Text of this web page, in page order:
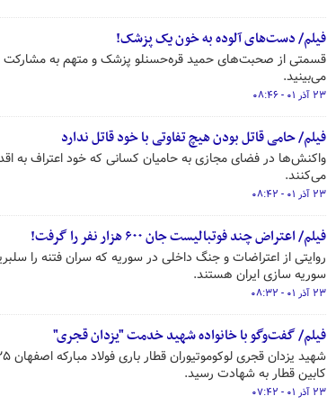
فیلم/ دست‌های آلوده به خون یک‌ پزشک!
قسمتی از صحبت‌های حمید قره‌حسنلو پزشک و متهم به مشارکت
می‌بینید.
۲۳ آذر ۰۱ - ۰۸:۴۶
فیلم/ حامی قاتل بودن هیچ تفاوتی با خود قاتل ندارد
واکنش‌ها در فضای‌ مجازی به حامیان کسانی که خود اعتراف به
می‌کنند.
۲۳ آذر ۰۱ - ۰۸:۴۲
فیلم/ اعتراض چند فوتبالیست جان ۶۰۰ هزار نفر را گرفت!
روایتی از اعتراضات و جنگ داخلی در سوریه که سران فتنه را
سوریه سازی ایران هستند.
۲۳ آذر ۰۱ - ۰۸:۳۲
فیلم/ گفت‌وگو با خانواده شهید خدمت "یزدان قجری"
کابین قطار به شهادت رسید.
۲۳ آذر ۰۱ - ۰۷:۴۲